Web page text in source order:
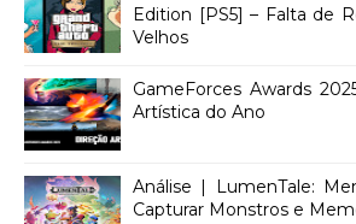
Edition [PS5] – Falta de
Velhos
GameForces Awards
Artística do Ano
Análise | LumenTale:
Capturar Monstros e